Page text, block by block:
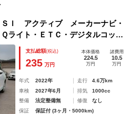
Ｉ アクティブ メーカーナビ・
ライト・ＥＴＣ・デジタルコック
ィスプレイ・アダプティブクルー
クドア・パークセンサー・プッシ
支払総額(税込)
235 万円
本体価格
224.5
万円
諸費用
10.5
万円
年式 2022年 走行
4.6万km
車検
2027年6月 排気
1000cc
整備
法定整備無 修復
なし
保証
保証付 (3ヶ月・5000km)